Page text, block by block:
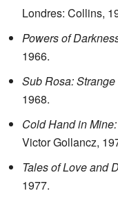
Londres: Collins,
Powers of
1966.
Sub Rosa: Strange
1968.
Cold Hand in
Victor Gollancz,
Tales of Love and
1977.